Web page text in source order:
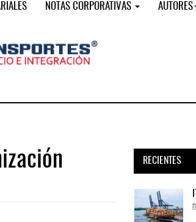
NOTAS CORPORATIVAS AUTORES
RECIENTES